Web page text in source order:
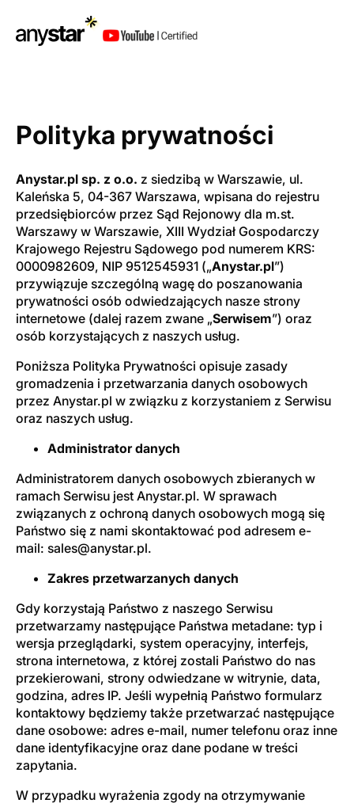
Polityka prywatności
Anystar.pl sp. z o.o. z siedzibą w Warszawie, ul.
Kaleńska 5, 04-367 Warszawa, wpisana do rejestru
przedsiębiorców przez Sąd Rejonowy dla m.st.
Warszawy w Warszawie, XIII Wydział Gospodarczy
Krajowego Rejestru Sądowego pod numerem KRS:
0000982609, NIP 9512545931 („Anystar.pl”)
przywiązuje szczególną wagę do poszanowania
prywatności osób odwiedzających nasze strony
internetowe (dalej razem zwane „Serwisem”) oraz
osób korzystających z naszych usług.
Poniższa Polityka Prywatności opisuje zasady
gromadzenia i przetwarzania danych osobowych
przez Anystar.pl w związku z korzystaniem z Serwisu
oraz naszych usług.
Administrator danych
Administratorem danych osobowych zbieranych w
ramach Serwisu jest Anystar.pl. W sprawach
związanych z ochroną danych osobowych mogą się
Państwo się z nami skontaktować pod adresem e-
mail: sales@anystar.pl.
Zakres przetwarzanych danych
Gdy korzystają Państwo z naszego Serwisu
przetwarzamy następujące Państwa metadane: typ i
wersja przeglądarki, system operacyjny, interfejs,
strona internetowa, z której zostali Państwo do nas
przekierowani, strony odwiedzane w witrynie, data,
godzina, adres IP. Jeśli wypełnią Państwo formularz
kontaktowy będziemy także przetwarzać następujące
dane osobowe: adres e-mail, numer telefonu oraz inne
dane identyfikacyjne oraz dane podane w treści
zapytania.
W przypadku wyrażenia zgody na otrzymywanie